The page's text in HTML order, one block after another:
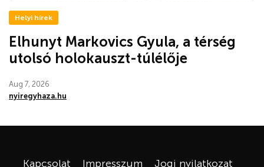
Helyi hírek
Elhunyt Markovics Gyula, a térség
utolsó holokauszt-túlélője
Aug 7, 2026
nyiregyhaza.hu
Kapcsolat Impresszum Jogi nyilatkozat